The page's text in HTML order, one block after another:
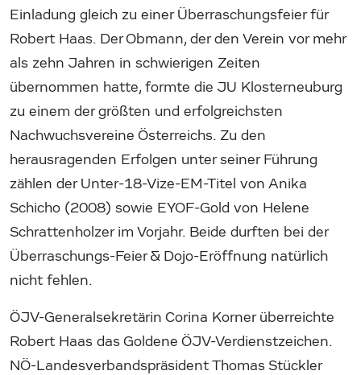
Einladung gleich zu einer Überraschungsfeier für
Robert Haas. Der Obmann, der den Verein vor mehr
als zehn Jahren in schwierigen Zeiten
übernommen hatte, formte die JU Klosterneuburg
zu einem der größten und erfolgreichsten
Nachwuchsvereine Österreichs. Zu den
herausragenden Erfolgen unter seiner Führung
zählen der Unter-18-Vize-EM-Titel von Anika
Schicho (2008) sowie EYOF-Gold von Helene
Schrattenholzer im Vorjahr. Beide durften bei der
Überraschungs-Feier & Dojo-Eröffnung natürlich
nicht fehlen.
ÖJV-Generalsekretärin Corina Korner überreichte
Robert Haas das Goldene ÖJV-Verdienstzeichen.
NÖ-Landesverbandspräsident Thomas Stückler